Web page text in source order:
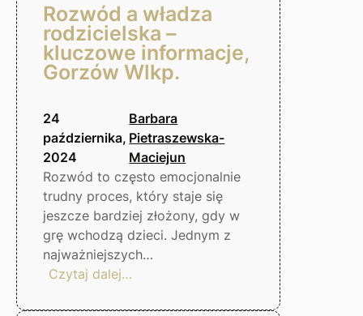
Rozwód a władza
rodzicielska –
kluczowe informacje,
Gorzów Wlkp.
24
października,
2024
Barbara
Pietraszewska-
Maciejun
Rozwód to często emocjonalnie
trudny proces, który staje się
jeszcze bardziej złożony, gdy w
grę wchodzą dzieci. Jednym z
najważniejszych…
Czytaj dalej…
a